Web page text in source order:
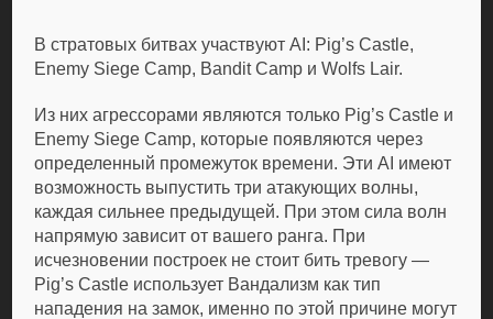
В стратовых битвах участвуют AI: Pig’s Castle,
Enemy Siege Camp, Bandit Camp и Wolfs Lair.
Из них агрессорами являются только Pig’s Castle и
Enemy Siege Camp, которые появляются через
определенный промежуток времени. Эти AI имеют
возможность выпустить три атакующих волны,
каждая сильнее предыдущей. При этом сила волн
напрямую зависит от вашего ранга. При
исчезновении построек не стоит бить тревогу —
Pig’s Castle использует Вандализм как тип
нападения на замок, именно по этой причине могут